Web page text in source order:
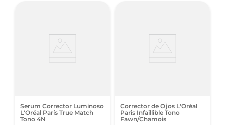
Serum Corrector Luminoso
L'Oréal París True Match
Tono 4N
Corrector de Ojos L'Oréal
Paris Infaillible Tono
Fawn/Chamois